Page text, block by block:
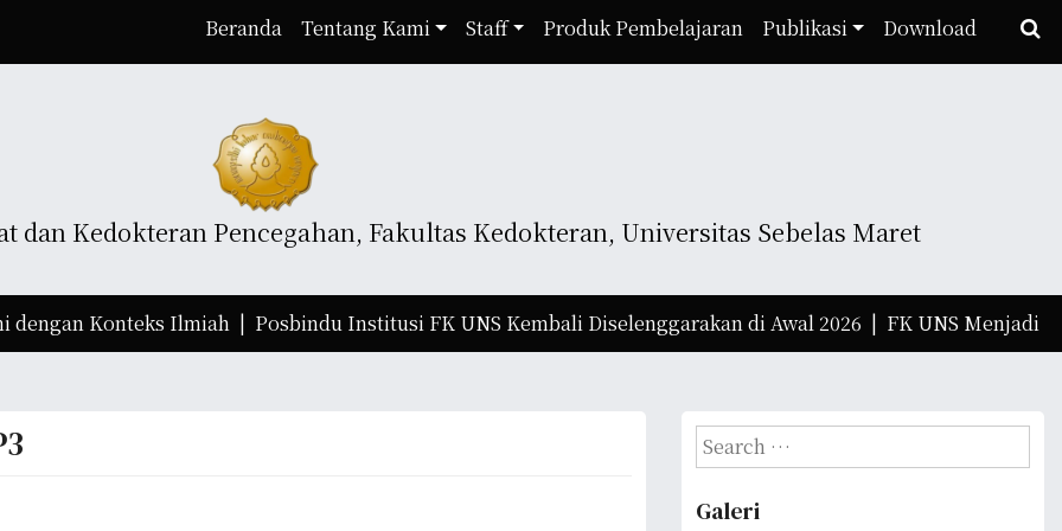
Beranda Tentang Kami Staff Produk Pembelajaran Publikasi Download
dan Kedokteran Pencegahan, Fakultas Kedokteran, Universitas Sebelas Maret
Konteks Ilmiah |Posbindu Institusi FK UNS Kembali Diselenggarakan di Awal 2026 |FK UNS Menjadi Tuan
S
e
r
Galeri